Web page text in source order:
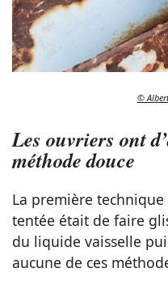
©
Les ouvriers ont
méthode douce
La première
tentée était de faire
du liquide vaisselle
aucune de ces